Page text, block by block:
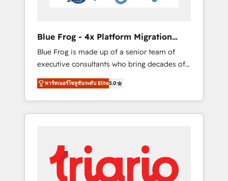
HubSpot and with an experienced team
business services. We prepare a customized
business case that demonstrates the value
and impact of your digital transformation,
including a detailed financial rationale with a
focus on ROI and TCO. As a trusted extension
of your team, we believe in the power of
partnership. Together, we embark on a
your business. If not now, when?
Blue Frog - 4x Platform Migration
Award Winner
Blue Frog is made up of a senior team of
executive consultants who bring decades of
relevant, real world experience to our client
engagements. "Blue Frog is a top, trusted
partner in HubSpot's ecosystem for a reason.
Their team brings over a decade of
strategies for driving growth. They are
committed to helping our customers grow
and finding solutions that fit their unique
พาร์ทเนอร์โซลูชันระดับ Elite5.0